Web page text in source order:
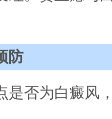
防
是否为白癜风